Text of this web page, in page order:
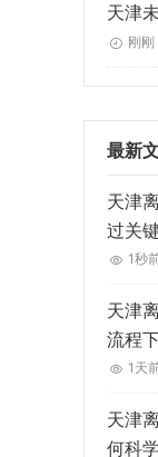
天津
刚刚
最新
天津
过关
1秒
天津
流程
1天
天津
何科